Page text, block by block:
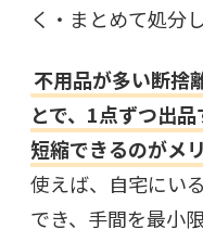
く・まとめて処分
不用品が多い断捨
とで、1点ずつ出
短縮できるのがメ
使えば、自宅にい
でき、手間を最小